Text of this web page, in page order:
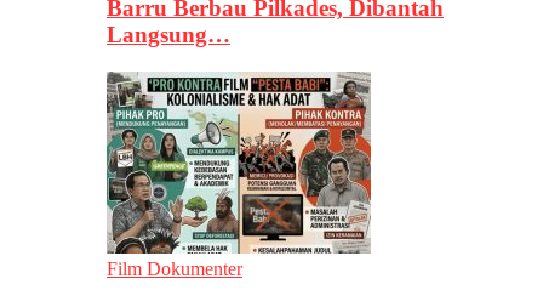
Barru Berbau Pilkades, Dibantah
Langsung…
Film Dokumenter